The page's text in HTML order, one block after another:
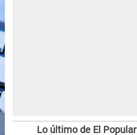
Lo último de El Popular